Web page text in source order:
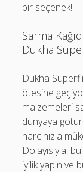
bir seçenek!
Sarma
Dukha
Dukha
ötesine
malzemeleri
dünyaya
harcınızla
Dolayısıyla,
iyilik yapın ve